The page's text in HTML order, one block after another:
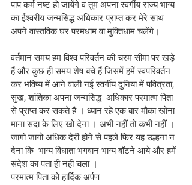
पाप कर्म नष्ट हो जायेंगे व तुम अपना स्वर्गीय राज्य भाग्य
का ईश्वरीय जन्मसिद्ध अधिकार प्राप्त कर मेरे साथ
अपने वास्तविक घर परमधाम वा मुक्तिधाम चलेंगे।
वर्तमान समय हम विश्व परिवर्तन की चरम सीमा पर खड़े
हैं और कुछ ही समय शेष बचे हैं जिसमें हमें स्वपरिवर्तन
कर भविष्य में आने वाली नई स्वर्गीय दुनिया में पवित्रता,
सुख, शांतिका अपना जन्मसिद्ध  अधिकार परमात्म पिता
से प्राप्त कर सकते हैं । ध्यान रहे एक बार मौका खोना
माना सदा के लिए खो देना । अभी नहीं तो कभी नहीं ।
जागो जागो अधिक देरी होने से पहले फिर यह उल्हना न
देना कि  भाग्य विधाता भगवान भाग्य बॉटने आये और हमें
संदेश का पता ही नही चला ।
परमात्म पिता को हार्दिक अर्पण